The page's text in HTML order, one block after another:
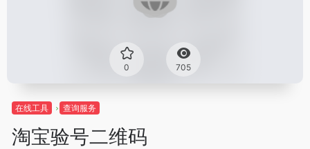
0 705
在线工具 查询服务
淘宝验号二维码